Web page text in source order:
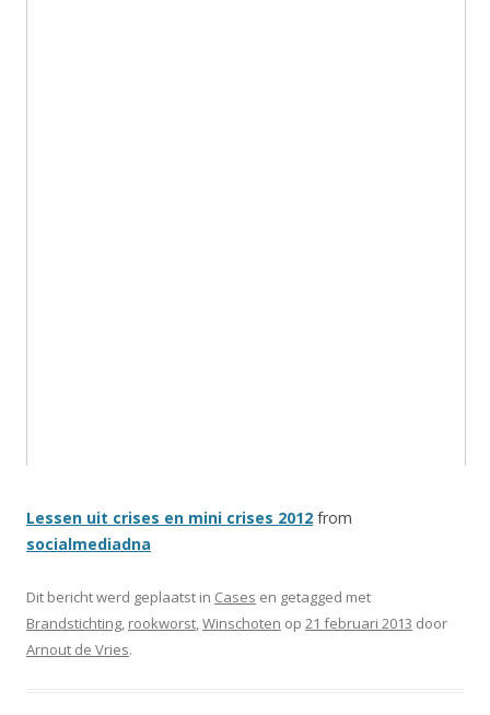
Lessen uit crises en mini crises 2012 from
socialmediadna
Dit bericht werd geplaatst in Cases en getagged met
Brandstichting, rookworst,Winschoten op 21 februari 2013 door
Arnout de Vries.